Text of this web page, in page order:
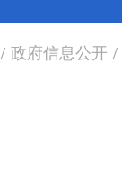
/ 政府信息公开 /